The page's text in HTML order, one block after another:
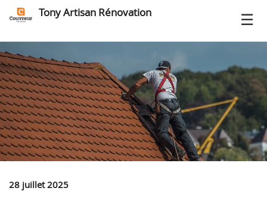
Tony Artisan Rénovation
28 juillet 2025